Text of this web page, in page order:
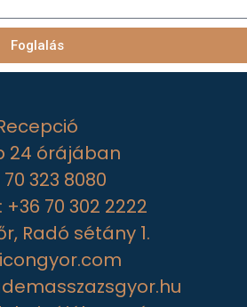
Foglalás
24 órájában
323 8080
70 302 2222
Radó sétány 1.